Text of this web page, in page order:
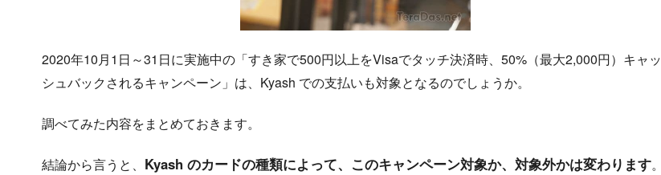
2020年10月1日～31日に実施中の「すき家で500円以上をVisaでタッチ決済時、50%（最大2,000円）キャッ
シュバックされるキャンペーン」は、Kyash での支払いも対象となるのでしょうか。
調べてみた内容をまとめておきます。
結論から言うと、 Kyash のカードの種類によって、このキャンペーン対象か、対象外かは変わります。